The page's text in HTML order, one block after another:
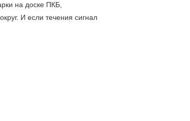
на доске ПКБ,
И если течения сигнал